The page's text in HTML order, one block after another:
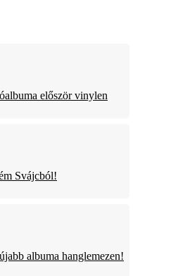
először vinylen
Svájcból!
albuma hanglemezen!